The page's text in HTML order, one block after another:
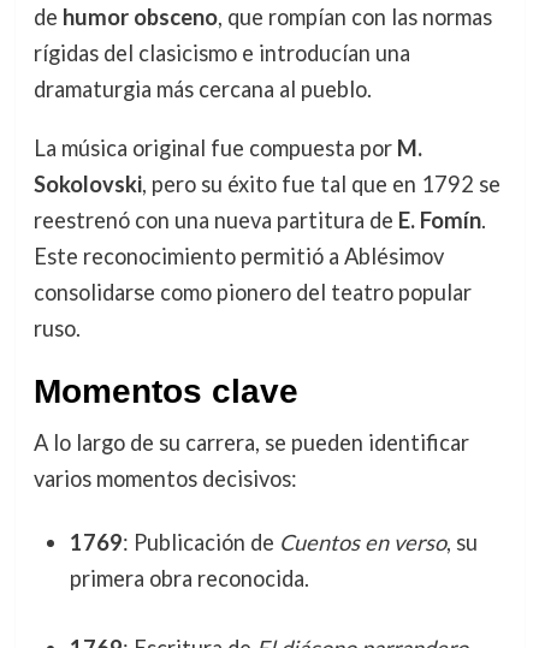
de humor obsceno, que rompían con las normas
rígidas del clasicismo e introducían una
dramaturgia más cercana al pueblo.
La música original fue compuesta por M.
Sokolovski, pero su éxito fue tal que en 1792 se
reestrenó con una nueva partitura de E. Fomín.
Este reconocimiento permitió a Ablésimov
consolidarse como pionero del teatro popular
ruso.
Momentos clave
A lo largo de su carrera, se pueden identificar
varios momentos decisivos:
1769: Publicación de Cuentos en verso, su
primera obra reconocida.